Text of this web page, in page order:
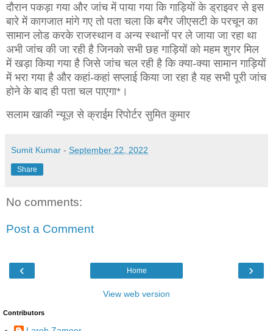
दौरान पकड़ा गया और जांच में पाया गया कि गाड़ियों के ड्राइवर से इस
बारे में कागजात मांगे गए तो पता चला कि बगैर जीएसटी के परचून का
सामान लोड करके राजस्थान व अन्य स्थानों पर ले जाया जा रहा था
अभी जांच की जा रही है जिनको सभी छह गाड़ियों को महम शुगर मिल
में खड़ा किया गया है जिसे जांच चल रही है कि क्या-क्या सामान गाड़ियों
में भरा गया है और कहां-कहां सप्लाई किया जा रहा है यह सभी पूरी जांच
होने के बाद ही पता चल पाएगा*।
सलाम खाकी न्यूज़ से क्राईम रिपोर्टर सुमित कुमार
Sumit Kumar - September 22, 2022
Share
No comments:
Post a Comment
‹ ›
Home
View web version
Contributors